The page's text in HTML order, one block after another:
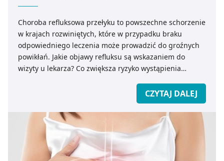
Choroba refluksowa przełyku to powszechne schorzenie
w krajach rozwiniętych, które w przypadku braku
odpowiedniego leczenia może prowadzić do groźnych
powikłań. Jakie objawy refluksu są wskazaniem do
wizyty u lekarza? Co zwiększa ryzyko wystąpienia
CZYTAJ DALEJ